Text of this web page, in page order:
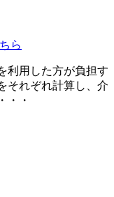
ら
利用した方が負担す
それぞれ計算し、介
・・